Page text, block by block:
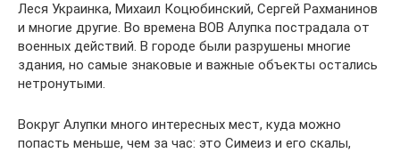
Леся Украинка, Михаил Коцюбинский, Сергей Рахманинов
и многие другие. Во времена ВОВ Алупка пострадала от
военных действий. В городе были разрушены многие
здания, но самые знаковые и важные объекты остались
нетронутыми.
Вокруг Алупки много интересных мест, куда можно
попасть меньше, чем за час: это Симеиз и его скалы,